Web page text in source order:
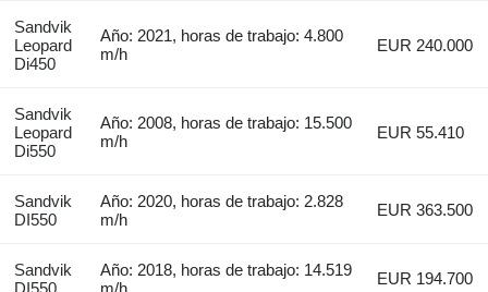
Sandvik
Leopard
Di450
Año: 2021, horas de trabajo: 4.800
m/h
EUR 240.000
Sandvik
Leopard
Di550
Año: 2008, horas de trabajo: 15.500
m/h
EUR 55.410
Sandvik
DI550
Año: 2020, horas de trabajo: 2.828
m/h
EUR 363.500
Sandvik
DI550
Año: 2018, horas de trabajo: 14.519
m/h
EUR 194.700